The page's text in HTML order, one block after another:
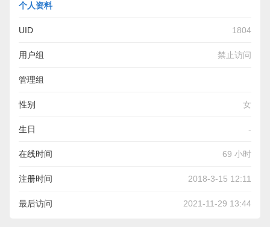
个人资料
UID 1804
用户组 禁止访问
管理组
性别 女
生日 -
在线时间 69 小时
注册时间 2018-3-15 12:11
最后访问 2021-11-29 13:44